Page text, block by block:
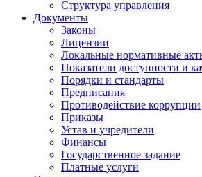
Структура управления
Документы
Законы
Лицензии
Локальные нормативные
Показатели доступности и
Порядки и стандарты
Предписания
Противодействие коррупции
Приказы
Устав и учредители
Финансы
Государственное задание
Платные услуги